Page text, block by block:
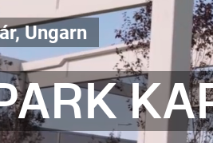
Ungarn